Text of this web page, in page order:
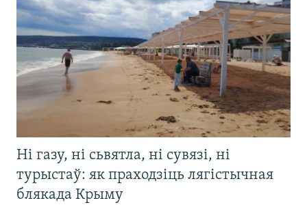
Ні газу, ні сьвятла, ні сувязі, ні
турыстаў: як праходзіць лягістычная
блякада Крыму